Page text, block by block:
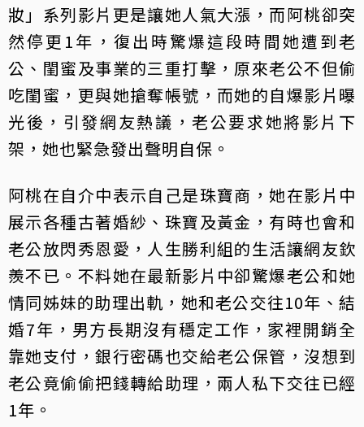
妝」系列影片更是讓她人氣大漲，而阿桃卻突
然停更1年，復出時驚爆這段時間她遭到老
公、閨蜜及事業的三重打擊，原來老公不但偷
吃閨蜜，更與她搶奪帳號，而她的自爆影片曝
光後，引發網友熱議，老公要求她將影片下
架，她也緊急發出聲明自保。
阿桃在自介中表示自己是珠寶商，她在影片中
展示各種古著婚紗、珠寶及黃金，有時也會和
老公放閃秀恩愛，人生勝利組的生活讓網友欽
羨不已。不料她在最新影片中卻驚爆老公和她
情同姊妹的助理出軌，她和老公交往10年、結
婚7年，男方長期沒有穩定工作，家裡開銷全
靠她支付，銀行密碼也交給老公保管，沒想到
老公竟偷偷把錢轉給助理，兩人私下交往已經
1年。